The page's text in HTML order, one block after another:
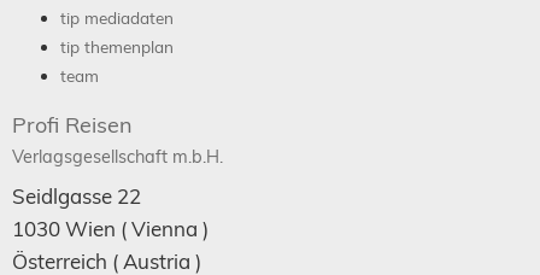
tip mediadaten
tip themenplan
team
Profi Reisen
Verlagsgesellschaft m.b.H.
Seidlgasse 22
1030Wien ( Vienna )
Österreich ( Austria )